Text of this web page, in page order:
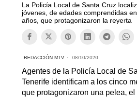
La Policía Local de Santa Cruz
jóvenes, de edades comprendidas
años, que protagonizaron la reyerta
REDACCIÓN MTV 08/10/2020
Agentes de la Policía Local de
Tenerife identificam a los cinco
que protagonizaron una pelea,